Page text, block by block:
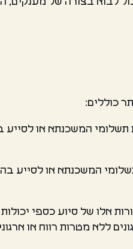
כוללים:
תשלומי המשכנתא או לסייע
המשכנתא או לסייע
אלו של סיוע כספי
ללא מטרות רווח או